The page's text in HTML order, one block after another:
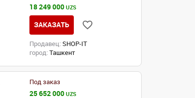
18 249 000UZS
ЗАКАЗАТЬ
Продавец: SHOP-IT
город: Ташкент
Под заказ
25 652 000UZS